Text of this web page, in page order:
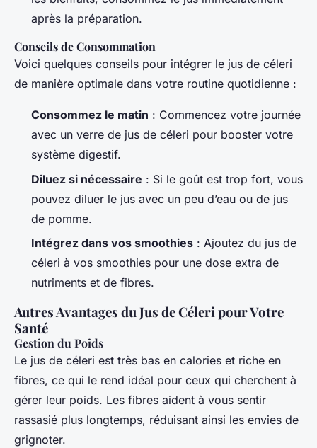
après la préparation.
Conseils de Consommation
Voici quelques conseils pour intégrer le jus de céleri
de manière optimale dans votre routine quotidienne :
Consommez le matin : Commencez votre journée
avec un verre de jus de céleri pour booster votre
système digestif.
Diluez si nécessaire : Si le goût est trop fort, vous
pouvez diluer le jus avec un peu d’eau ou de jus
de pomme.
Intégrez dans vos smoothies : Ajoutez du jus de
céleri à vos smoothies pour une dose extra de
nutriments et de fibres.
Autres Avantages du Jus de Céleri pour Votre
Santé
Gestion du Poids
Le jus de céleri est très bas en calories et riche en
fibres, ce qui le rend idéal pour ceux qui cherchent à
gérer leur poids. Les fibres aident à vous sentir
rassasié plus longtemps, réduisant ainsi les envies de
grignoter.